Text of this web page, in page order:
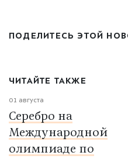
ПОДЕЛИТЕСЬ ЭТОЙ
ЧИТАЙТЕ ТАКЖЕ
01 августа
Серебро на
Международной
олимпиаде по